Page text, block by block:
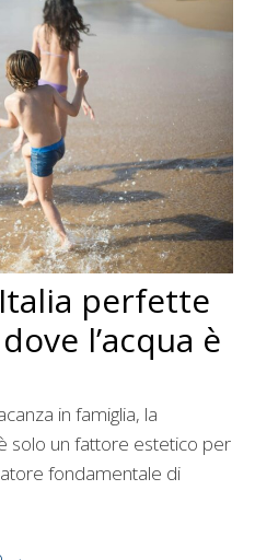
perfette
l’acqua è
in famiglia, la
solo un fattore estetico per
fondamentale di